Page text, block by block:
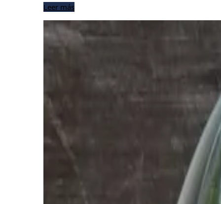
Leer más